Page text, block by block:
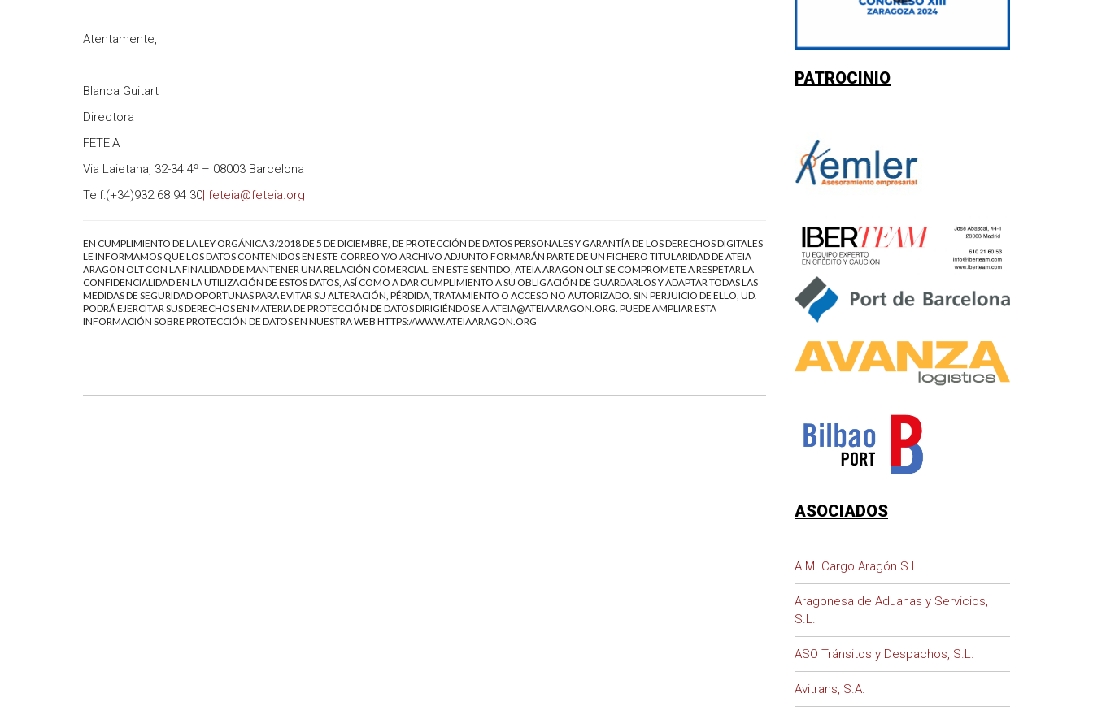
Atentamente,
Blanca Guitart
Directora
FETEIA
Via Laietana, 32-34 4ª – 08003 Barcelona
Telf:(+34)932 68 94 30| feteia@feteia.org
EN CUMPLIMIENTO DE LA LEY ORGÁNICA 3/2018 DE 5 DE DICIEMBRE, DE PROTECCIÓN DE DATOS PERSONALES Y GARANTÍA DE LOS DERECHOS DIGITALES
LE INFORMAMOS QUE LOS DATOS CONTENIDOS EN ESTE CORREO Y/O ARCHIVO ADJUNTO FORMARÁN PARTE DE UN FICHERO TITULARIDAD DE ATEIA
ARAGON OLT CON LA FINALIDAD DE MANTENER UNA RELACIÓN COMERCIAL. EN ESTE SENTIDO, ATEIA ARAGON OLT SE COMPROMETE A RESPETAR LA
CONFIDENCIALIDAD EN LA UTILIZACIÓN DE ESTOS DATOS, ASÍ COMO A DAR CUMPLIMIENTO A SU OBLIGACIÓN DE GUARDARLOS Y ADAPTAR TODAS LAS
MEDIDAS DE SEGURIDAD OPORTUNAS PARA EVITAR SU ALTERACIÓN, PÉRDIDA, TRATAMIENTO O ACCESO NO AUTORIZADO. SIN PERJUICIO DE ELLO, UD.
PODRÁ EJERCITAR SUS DERECHOS EN MATERIA DE PROTECCIÓN DE DATOS DIRIGIÉNDOSE AATEIA@ATEIAARAGON.ORG. PUEDE AMPLIAR ESTA
INFORMACIÓN SOBRE PROTECCIÓN DE DATOS EN NUESTRA WEB HTTPS://WWW.ATEIAARAGON.ORG
PATROCINIO
ASOCIADOS
A.M. Cargo Aragón S.L.
Aragonesa de Aduanas y Servicios,
S.L.
ASO Tránsitos y Despachos, S.L.
Avitrans, S.A.